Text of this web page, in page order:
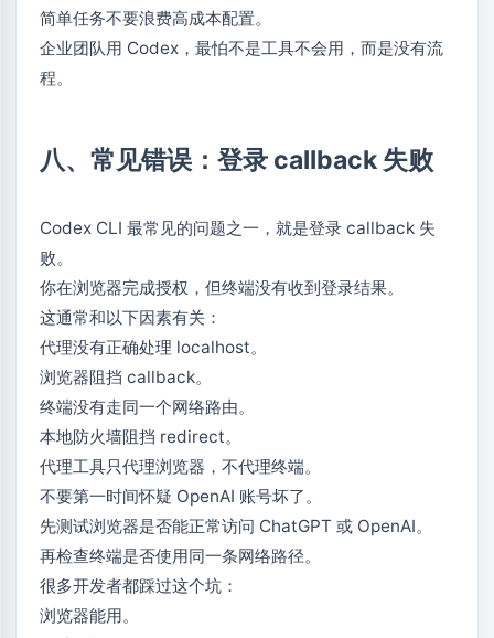
简单任务不要浪费高成本配置。
企业团队用 Codex，最怕不是工具不会用，而是没有流
程。
八、常见错误：登录 callback 失败
Codex CLI 最常见的问题之一，就是登录 callback 失
败。
你在浏览器完成授权，但终端没有收到登录结果。
这通常和以下因素有关：
代理没有正确处理 localhost。
浏览器阻挡 callback。
终端没有走同一个网络路由。
本地防火墙阻挡 redirect。
代理工具只代理浏览器，不代理终端。
不要第一时间怀疑 OpenAI 账号坏了。
先测试浏览器是否能正常访问 ChatGPT 或 OpenAI。
再检查终端是否使用同一条网络路径。
很多开发者都踩过这个坑：
浏览器能用。